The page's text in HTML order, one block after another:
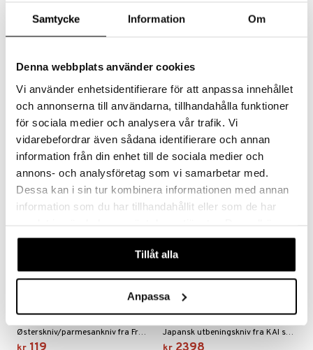
Samtycke Information Om
Denna webbplats använder cookies
Vi använder enhetsidentifierare för att anpassa innehållet
och annonserna till användarna, tillhandahålla funktioner
för sociala medier och analysera vår trafik. Vi
vidarebefordrar även sådana identifierare och annan
information från din enhet till de sociala medier och
annons- och analysföretag som vi samarbetar med.
Dessa kan i sin tur kombinera informationen med annan
information som du har tillhandahållit eller som de har
våra cookies vid fortsatt användande av vår webbplats.
Tillåt alla
Anpassa
ROBERT WELCH
Et 4-delt biffknivsett i gaveeske fra den tidløse Radford Bright-bestikkserien.
kr 659
SAGAFORM DESIGN
Fin ostekniv av rustfritt stål og eik.
kr 123
Østerskniv/parmesankniv fra France Lion Sabatier.
KAI Shun klassisk
Japansk utbeningskniv fra KAI som er perfekt til filetering av fisk og utbeining av kjøtt.